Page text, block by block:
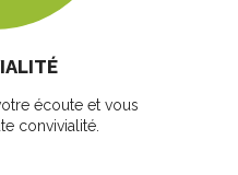
écoute et vous
convivialité.